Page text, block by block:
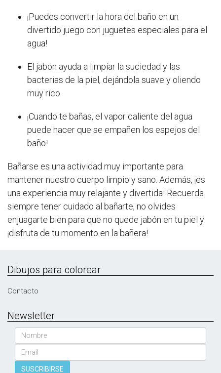
¡Puedes convertir la hora del baño en un
divertido juego con juguetes especiales para el
agua!
El jabón ayuda a limpiar la suciedad y las
bacterias de la piel, dejándola suave y oliendo
muy rico.
¡Cuando te bañas, el vapor caliente del agua
puede hacer que se empañen los espejos del
baño!
Bañarse es una actividad muy importante para
mantener nuestro cuerpo limpio y sano. Además, ¡es
una experiencia muy relajante y divertida! Recuerda
siempre tener cuidado al bañarte, no olvides
enjuagarte bien para que no quede jabón en tu piel y
¡disfruta de tu momento en la bañera!
Dibujos para colorear
Contacto
Newsletter
Nombre
Email
SUSCRIBIRSE